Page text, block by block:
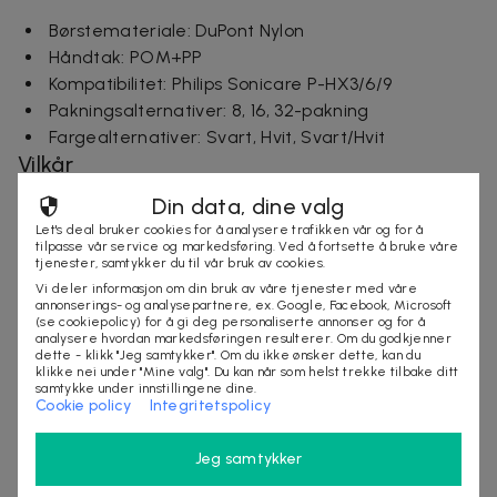
Børstemateriale: DuPont Nylon
Håndtak: POM+PP
Kompatibilitet: Philips Sonicare P-HX3/6/9
Pakningsalternativer: 8, 16, 32-pakning
Fargealternativer: Svart, Hvit, Svart/Hvit
Vilkår
Leveringstid: 4-10 arbeidsdager
Mer om produktet
Oppgrader din munnstellrutine med vår 8-pakning
erstatningshoder for Philips Sonicare, kompatibel med
seriene 3, 6, 9. Laget med høykvalitets DuPont Nylon
børster og et POM+PP håndtak, tilbyr disse
børstehodene overlegen rengjøring og tannpleie. De
er designet for å massere tannkjøttet og redusere
risikoen for hull, noe som fører til færre tannlegebesøk
og friskere pust. Våre børstehoder er skånsomme mot
tannemaljen samtidig som de effektivt fjerner
Din data, dine valg
Let's deal bruker cookies for å analysere trafikken vår og for å
tilpasse vår service og markedsføring. Ved å fortsette å bruke våre
tjenester, samtykker du til vår bruk av cookies.
Vi deler informasjon om din bruk av våre tjenester med våre
annonserings- og analysepartnere, ex. Google, Facebook, Microsoft
(se cookiepolicy) for å gi deg personaliserte annonser og for å
analysere hvordan markedsføringen resulterer. Om du godkjenner
dette - klikk "Jeg samtykker". Om du ikke ønsker dette, kan du
klikke nei under "Mine valg". Du kan når som helst trekke tilbake ditt
samtykke under innstillingene dine.
Cookie policy Integritetspolicy
Jeg samtykker